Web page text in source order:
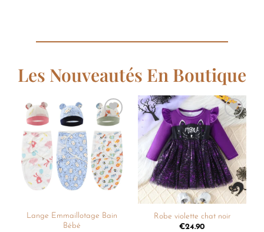
Les Nouveautés En Boutique
Ajouter
à la
liste de
souhaits
Lange Emmaillotage Bain
Bébé
Ajouter
à la
liste de
souhaits
Robe violette chat noir
€24.90